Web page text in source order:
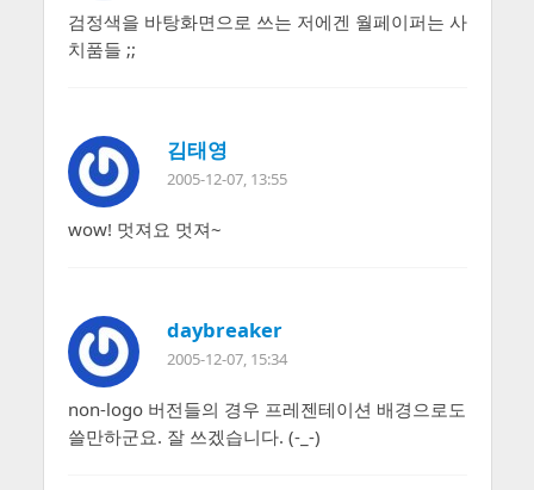
검정색을 바탕화면으로 쓰는 저에겐 월페이퍼는 사
치품들 ;;
김태영
2005-12-07, 13:55
wow! 멋져요 멋져~
daybreaker
2005-12-07, 15:34
non-logo 버전들의 경우 프레젠테이션 배경으로도
쓸만하군요. 잘 쓰겠습니다. (-_-)